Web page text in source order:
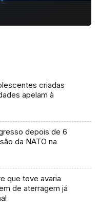
criadas
apelam à
depois de 6
da NATO na
que teve avaria
de aterragem já